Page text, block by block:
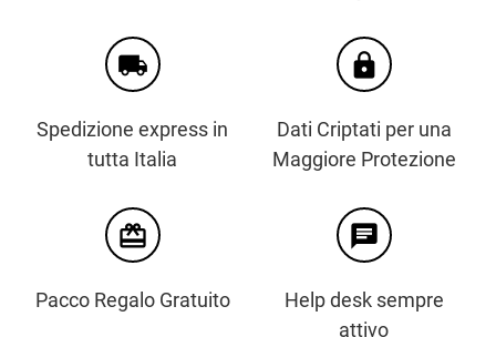
local_shipping
Spedizione express in
tutta Italia
https
Dati Criptati per una
Maggiore Protezione
card_giftcard
Pacco Regalo Gratuito
chat
Help desk sempre
attivo